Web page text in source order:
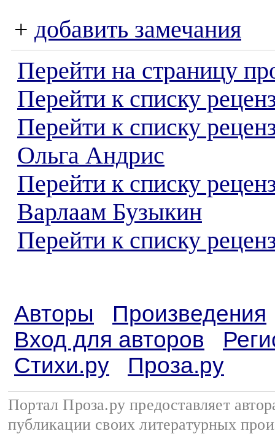
+ добавить замечания
Перейти на страницу
Перейти к списку
Перейти к списку
Ольга Андрис
Перейти к списку
Варлаам Бузыкин
Перейти к списку
Авторы
Произведения
Вход для авторов
Стихи.ру
Проза.ру
Портал Проза.ру предоставляет
публикации своих литературных